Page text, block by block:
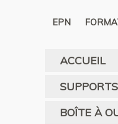
EPN
ACCUEIL
BOÎTE À